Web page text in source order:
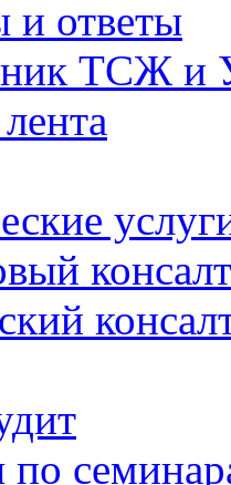
и ответы
ТСЖ и
по